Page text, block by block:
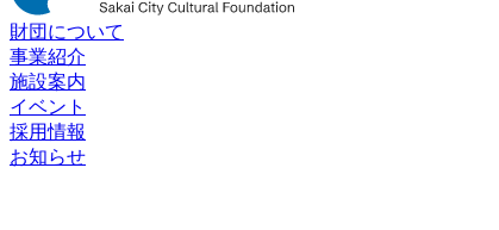
財団について
事業紹介
施設案内
イベント
採用情報
お知らせ